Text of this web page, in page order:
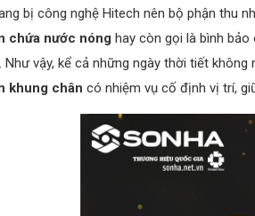
bị công nghệ Hitech nên bộ phận thu
chứa nước nóng hay còn gọi là bình
Như vậy, kể cả những ngày thời tiết
khung chân có nhiệm vụ cố định vị trí,